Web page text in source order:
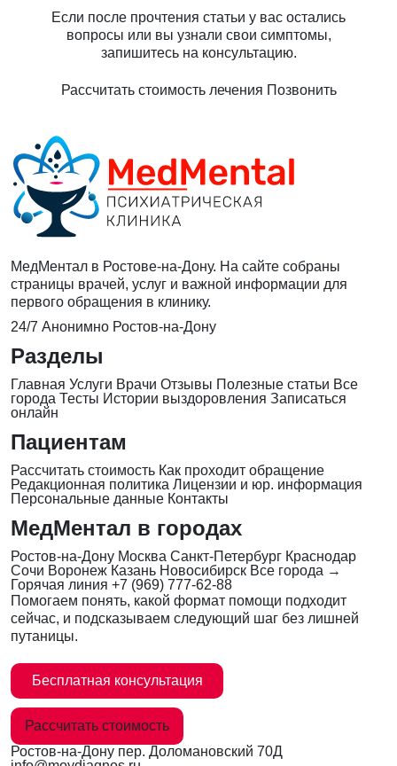
Если после прочтения статьи у вас остались
вопросы или вы узнали свои симптомы,
запишитесь на консультацию.
Рассчитать стоимость лечения Позвонить
МедМентал в Ростове-на-Дону. На сайте собраны
страницы врачей, услуг и важной информации для
первого обращения в клинику.
24/7 Анонимно Ростов-на-Дону
Разделы
Главная Услуги Врачи Отзывы Полезные статьи Все
города Тесты Истории выздоровления Записаться
онлайн
Пациентам
Рассчитать стоимость Как проходит обращение
Редакционная политика Лицензии и юр. информация
Персональные данные Контакты
МедМентал в городах
Ростов-на-Дону Москва Санкт-Петербург Краснодар
Сочи Воронеж Казань Новосибирск Все города →
Горячая линия +7 (969) 777-62-88
Помогаем понять, какой формат помощи подходит
сейчас, и подсказываем следующий шаг без лишней
путаницы.
Бесплатная консультация
Рассчитать стоимость
Ростов-на-Дону пер. Доломановский 70Д